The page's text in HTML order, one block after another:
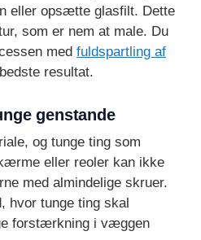
eller opsætte glasfilt. Dette
som er nem at male. Du
med fuldspartling af
resultat.
genstande
og tunge ting som
eller reoler kan ikke
med almindelige skruer.
hvor tunge ting skal
forstærkning i væggen